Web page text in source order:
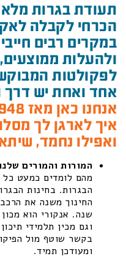
תעודת בגרות
הכרחי לקבלה
במקרים רבים
ולהעלות
לפקולטות
אחד ואחת יש דרך
אנחנו כאן מאז 1948 ואנחנו יודעים
איך לארגן לך
ואפילו נחמד,
המורות והמורים
מהם לומדים כמעט כל
הבגרות. בחינות
החינוך משנה את
שנה. אנקורי הוא
וגם מכין תלמידי
בקשר שוטף מול
ומעודכן תמיד.